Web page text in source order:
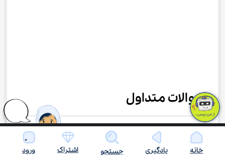
سوالات متداول
آزمون پایش تحصیلی سمپاد چیست؟
خانه یادگیری جستجو اشتراک ورود